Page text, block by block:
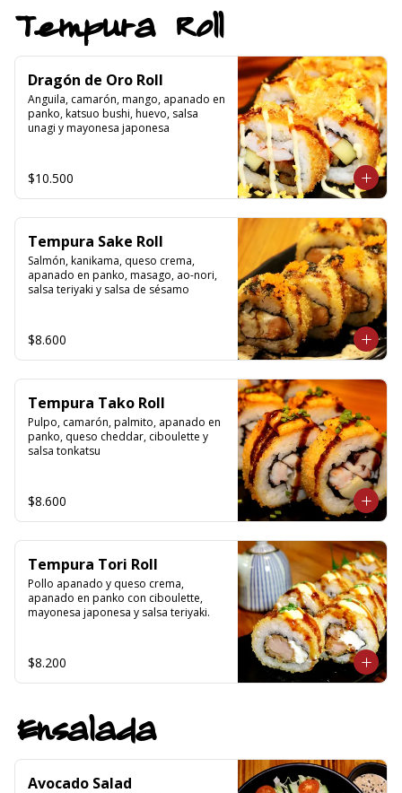
Tempura Roll
Dragón de Oro Roll
Anguila, camarón, mango, apanado en
panko, katsuo bushi, huevo, salsa
unagi y mayonesa japonesa
$10.500
Tempura Sake Roll
Salmón, kanikama, queso crema,
apanado en panko, masago, ao-nori,
salsa teriyaki y salsa de sésamo
$8.600
Tempura Tako Roll
Pulpo, camarón, palmito, apanado en
panko, queso cheddar, ciboulette y
salsa tonkatsu
$8.600
Tempura Tori Roll
Pollo apanado y queso crema,
apanado en panko con ciboulette,
mayonesa japonesa y salsa teriyaki.
$8.200
Ensalada
Avocado Salad